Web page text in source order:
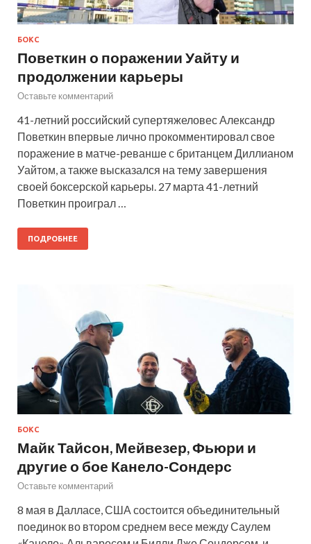
БОКС
Поветкин о поражении Уайту и
продолжении карьеры
Оставьте комментарий
41-летний российский супертяжеловес Александр
Поветкин впервые лично прокомментировал свое
поражение в матче-реванше с британцем Диллианом
Уайтом, а также высказался на тему завершения
своей боксерской карьеры. 27 марта 41-летний
Поветкин проиграл …
ПОДРОБНЕЕ
БОКС
Майк Тайсон, Мейвезер, Фьюри и
другие о бое Канело-Сондерс
Оставьте комментарий
8 мая в Далласе, США состоится объединительный
поединок во втором среднем весе между Саулем